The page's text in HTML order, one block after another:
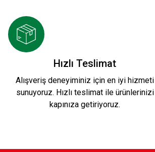
149,90 TL
Hızlı Teslimat
Alışveriş deneyiminiz için en iyi hizmeti
sunuyoruz. Hızlı teslimat ile ürünlerinizi
kapınıza getiriyoruz.